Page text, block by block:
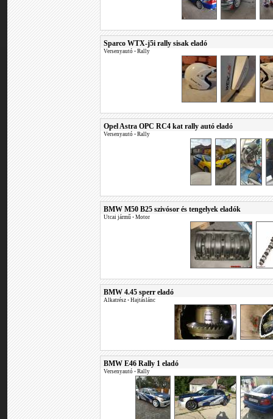
Sparco WTX-j5i rally sisak eladó
Versenyautó • Rally
Opel Astra OPC RC4 kat rally autó eladó
Versenyautó • Rally
BMW M50 B25 szivósor és tengelyek eladók
Utcai jármű • Motor
BMW 4.45 sperr eladó
Alkatrész • Hajtáslánc
BMW E46 Rally 1 eladó
Versenyautó • Rally